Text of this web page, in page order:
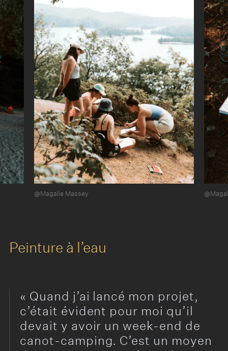
@Magalie Massey
Peinture à l’eau
Quand j’ai lancé mon projet,
c’était évident pour moi qu’il
devait y avoir un week-end de
canot-camping. C’est un moyen